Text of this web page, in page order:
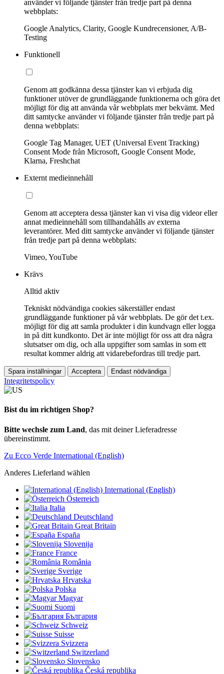
använder vi följande tjänster från tredje part på denna
webbplats:
Google Analytics, Clarity, Google Kundrecensioner, A/B-
Testing
Funktionell
Genom att godkänna dessa tjänster kan vi erbjuda dig
funktioner utöver de grundläggande funktionerna och göra det
möjligt för dig att använda vår webbplats mer bekvämt. Med
ditt samtycke använder vi följande tjänster från tredje part på
denna webbplats:
Google Tag Manager, UET (Universal Event Tracking)
Consent Mode från Microsoft, Google Consent Mode,
Klarna, Freshchat
Externt medieinnehåll
Genom att acceptera dessa tjänster kan vi visa dig videor eller
annat medieinnehåll som tillhandahålls av externa
leverantörer. Med ditt samtycke använder vi följande tjänster
från tredje part på denna webbplats:
Vimeo, YouTube
Krävs
Alltid aktiv
Tekniskt nödvändiga cookies säkerställer endast
grundläggande funktioner på vår webbplats. De gör det t.ex.
möjligt för dig att samla produkter i din kundvagn eller logga
in på ditt kundkonto. Det är inte möjligt för oss att dra några
slutsatser om dig, och alla uppgifter som samlas in som ett
resultat kommer aldrig att vidarebefordras till tredje part.
Spara inställningar Acceptera Endast nödvändiga
Integritetspolicy
Bist du im richtigen Shop?
Bitte wechsle zum Land, das mit deiner Lieferadresse
übereinstimmt.
Zu Ecco Verde International (English)
Anderes Lieferland wählen
International (English)
Österreich
Italia
Deutschland
Great Britain
España
Slovenija
France
România
Sverige
Hrvatska
Polska
Magyar
Suomi
България
Schweiz
Suisse
Svizzera
Switzerland
Slovensko
Česká republika